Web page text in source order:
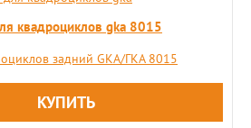
квадроциклов gka 8015
задний GKA/ГКА 8015